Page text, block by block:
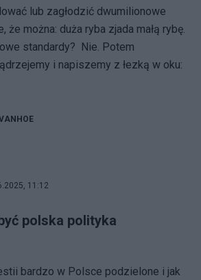
lub zagłodzić dwumilionowe
że można: duża ryba zjada małą rybę.
standardy? Nie. Potem
i napiszemy z łezką w oku:
11:12
polska polityka
bardzo w Polsce podzielone i jak